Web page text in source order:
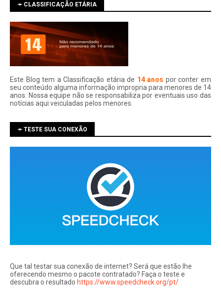
➛ CLASSIFICAÇÃO ETÁRIA
Este Blog tem a Classificação etária de 14 anos por conter em
seu conteúdo alguma informação impropria para menores de 14
anos. Nossa equipe não se responsabiliza por eventuais uso das
notí­cias aqui veiculadas pelos menores.
➛ TESTE SUA CONEXÃO
Que tal testar sua conexão de internet? Será que estão lhe
oferecendo mesmo o pacote contratado? Faça o teste e
descubra o resultado https://www.speedcheck.org/pt/